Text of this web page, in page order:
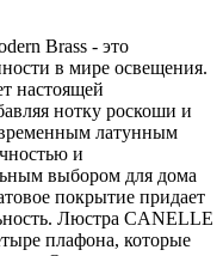
Brass - это
в мире освещения.
настоящей
нотку роскоши и
латунным
и
выбором для дома
покрытие придает
Люстра CANELLE
плафона, которые